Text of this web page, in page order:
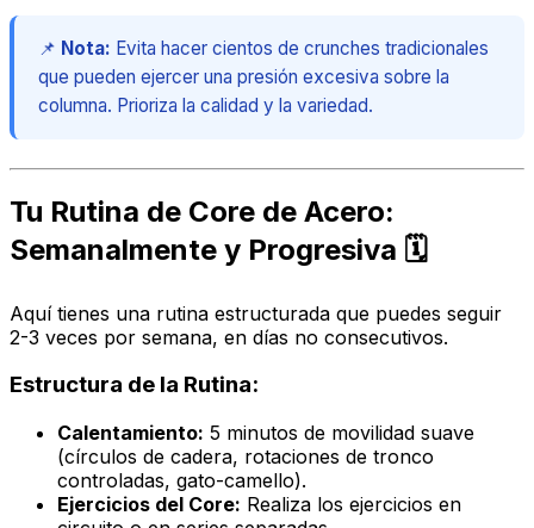
📌 Nota: Evita hacer cientos de crunches tradicionales
que pueden ejercer una presión excesiva sobre la
columna. Prioriza la calidad y la variedad.
Tu Rutina de Core de Acero:
Semanalmente y Progresiva 🗓️
Aquí tienes una rutina estructurada que puedes seguir
2-3 veces por semana, en días no consecutivos.
Estructura de la Rutina:
Calentamiento: 5 minutos de movilidad suave
(círculos de cadera, rotaciones de tronco
controladas, gato-camello).
Ejercicios del Core: Realiza los ejercicios en